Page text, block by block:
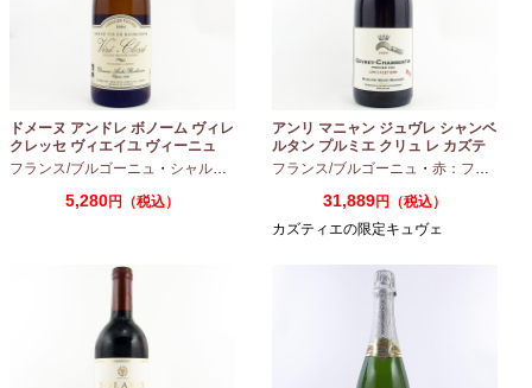
ドメーヌ アンドレ ボノーム ヴィレ
クレッセ ヴィエイユ ヴィーニュ
2024 750ml
フランス/ブルゴーニュ ・ シャルドネ
5,280円（税込）
アンリ マニャン ジュヴレ シャンベ
ルタン プルミエ クリュ レ カズテ
ィエ エルバージュ 24 モワ 2023
フランス/ブルゴーニュ ・ 赤：フルボディ
31,889円（税込）
カズティエの限定キュヴェ